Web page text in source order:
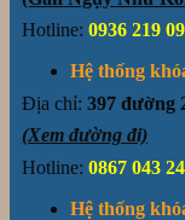
Hotline: 0936 219
Hệ thống
Địa chỉ: 397 đường
(Xem đường đi)
Hotline: 0867 043
Hệ thống